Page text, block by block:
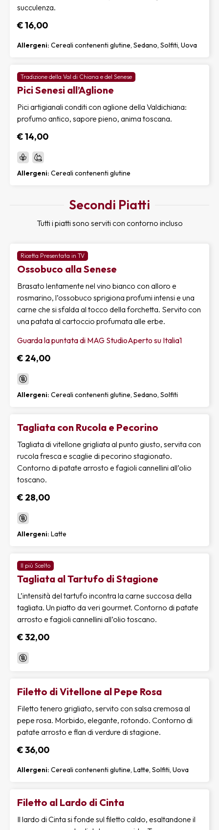
succulenza.
€ 16,00
Allergeni: Cereali contenenti glutine, Sedano, Solfiti, Uova
Tradizione della Val di Chiana e del Senese
Pici Senesi all’Aglione
Pici artigianali conditi con aglione della Valdichiana:
profumo antico, sapore pieno, anima toscana.
€ 14,00
Allergeni: Cereali contenenti glutine
Secondi Piatti
Tutti i piatti sono serviti con contorno incluso
Ricetta Presentata in TV
Ossobuco alla Senese
Brasato lentamente nel vino bianco con alloro e
rosmarino, l’ossobuco sprigiona profumi intensi e una
carne che si sfalda al tocco della forchetta. Servito con
una patata al cartoccio profumata alle erbe.
Guarda la puntata di MAG StudioAperto su Italia1
€ 24,00
Allergeni: Cereali contenenti glutine, Sedano, Solfiti
Tagliata con Rucola e Pecorino
Tagliata di vitellone grigliata al punto giusto, servita con
rucola fresca e scaglie di pecorino stagionato.
Contorno di patate arrosto e fagioli cannellini all’olio
toscano.
€ 28,00
Allergeni: Latte
Il più Scelto
Tagliata al Tartufo di Stagione
L’intensità del tartufo incontra la carne succosa della
tagliata. Un piatto da veri gourmet. Contorno di patate
arrosto e fagioli cannellini all’olio toscano.
€ 32,00
Filetto di Vitellone al Pepe Rosa
Filetto tenero grigliato, servito con salsa cremosa al
pepe rosa. Morbido, elegante, rotondo. Contorno di
patate arrosto e flan di verdure di stagione.
€ 36,00
Allergeni: Cereali contenenti glutine, Latte, Solfiti, Uova
Filetto al Lardo di Cinta
Il lardo di Cinta si fonde sul filetto caldo, esaltandone il